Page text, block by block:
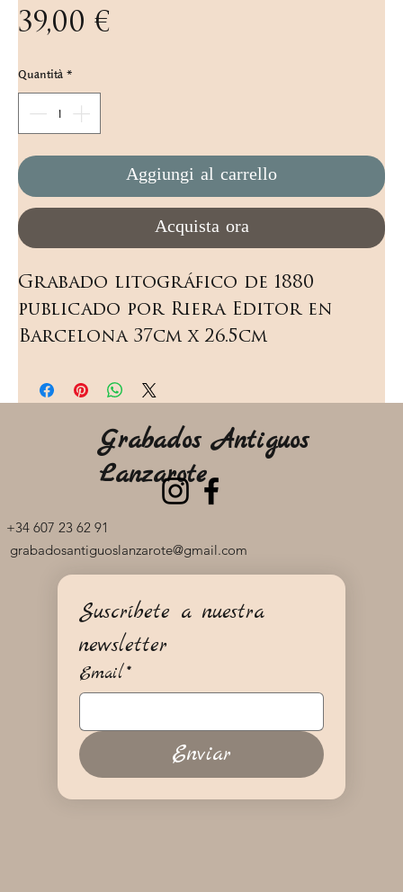
39,00 €
Quantità*
Aggiungi al carrello
Acquista ora
Grabado litográfico de 1880
publicado por Riera Editor en
Barcelona 37cm x 26.5cm
+34 607 23 62 91
grabadosantiguoslanzarote@gmail.com
Grabados Antiguos
Lanzarote
Suscríbete a nuestra
newsletter
Email*
Enviar